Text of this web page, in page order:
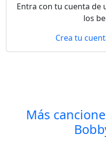
Entra con tu cuenta de
los
Crea tu
Más